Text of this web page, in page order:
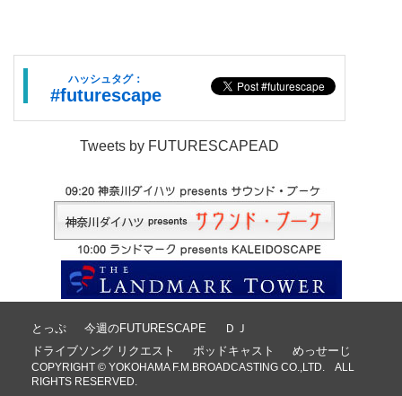
ハッシュタグ：
#futurescape
Tweets by FUTURESCAPEAD
とっぷ 今週のFUTURESCAPE
ＤＪ
ドライブソング リクエスト
ポッドキャスト めっせーじ
COPYRIGHT © YOKOHAMA F.M.BROADCASTING CO.,LTD. ALL
RIGHTS RESERVED.